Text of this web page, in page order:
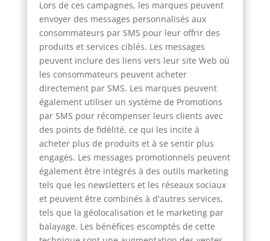
Lors de ces campagnes, les marques peuvent
envoyer des messages personnalisés aux
consommateurs par SMS pour leur offrir des
produits et services ciblés. Les messages
peuvent inclure des liens vers leur site Web où
les consommateurs peuvent acheter
directement par SMS. Les marques peuvent
également utiliser un système de Promotions
par SMS pour récompenser leurs clients avec
des points de fidélité, ce qui les incite à
acheter plus de produits et à se sentir plus
engagés. Les messages promotionnels peuvent
également être intégrés à des outils marketing
tels que les newsletters et les réseaux sociaux
et peuvent être combinés à d'autres services,
tels que la géolocalisation et le marketing par
balayage. Les bénéfices escomptés de cette